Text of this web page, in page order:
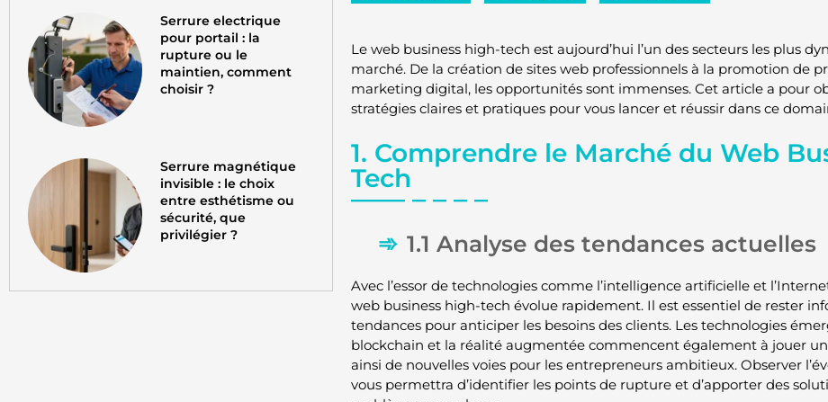
Serrure electrique
pour portail : la
rupture ou le
maintien, comment
choisir ?
Serrure magnétique
invisible : le choix
entre esthétisme ou
sécurité, que
privilégier ?
Le web business high-tech est aujourd’hui l’un des secteurs les plus
marché. De la création de sites web professionnels à la promotion de
marketing digital, les opportunités sont immenses. Cet article a pour
stratégies claires et pratiques pour vous lancer et réussir dans ce
1. Comprendre le Marché du Web
Tech
1.1 Analyse des tendances actuelles
Avec l’essor de technologies comme l’intelligence artificielle et
web business high-tech évolue rapidement. Il est essentiel de rester
tendances pour anticiper les besoins des clients. Les technologies
blockchain et la réalité augmentée commencent également à jouer
ainsi de nouvelles voies pour les entrepreneurs ambitieux. Observer
vous permettra d’identifier les points de rupture et d’apporter des